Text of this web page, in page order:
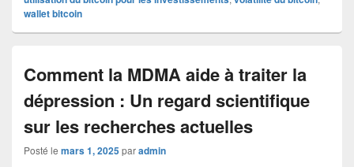
wallet bitcoin
Comment la MDMA aide à traiter la
dépression : Un regard scientifique
sur les recherches actuelles
Posté le mars 1, 2025paradmin